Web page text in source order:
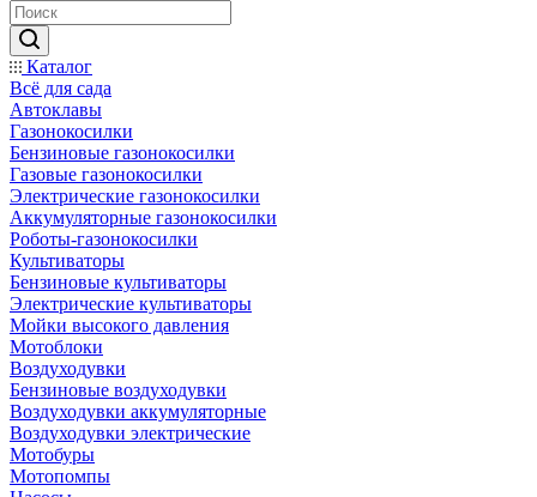
Каталог
Всё для сада
Автоклавы
Газонокосилки
Бензиновые газонокосилки
Газовые газонокосилки
Электрические газонокосилки
Аккумуляторные газонокосилки
Роботы-газонокосилки
Культиваторы
Бензиновые культиваторы
Электрические культиваторы
Мойки высокого давления
Мотоблоки
Воздуходувки
Бензиновые воздуходувки
Воздуходувки аккумуляторные
Воздуходувки электрические
Мотобуры
Мотопомпы